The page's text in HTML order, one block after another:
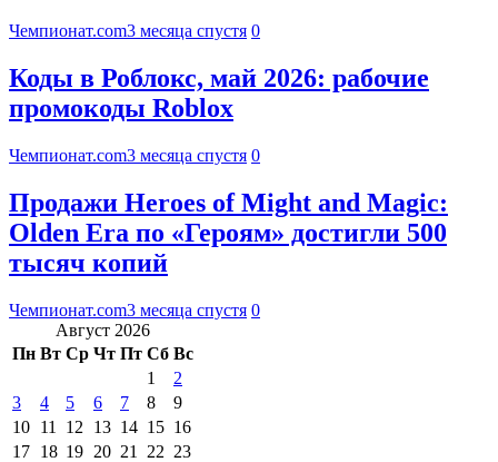
Чемпионат.com3 месяца спустя 0
Коды в Роблокс, май 2026: рабочие
промокоды Roblox
Чемпионат.com3 месяца спустя 0
Продажи Heroes of Might and Magic:
Olden Era по «Героям» достигли 500
тысяч копий
Чемпионат.com3 месяца спустя 0
Август 2026
Пн Вт Ср Чт Пт Сб Вс
1
2
3
4 5 6 7 8
9
10 11 12 13 14 15 16
17 18 19 20 21 22 23